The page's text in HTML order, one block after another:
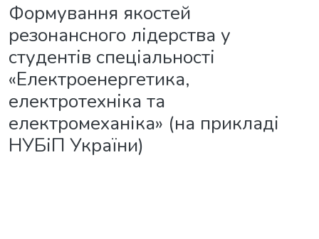
Формування якостей
резонансного лідерства у
студентів спеціальності
«Електроенергетика,
електротехніка та
електромеханіка» (на прикладі
НУБіП України)